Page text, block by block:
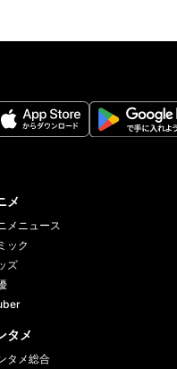
メ
メニュース
ック
ズ
タメ
タメ総合